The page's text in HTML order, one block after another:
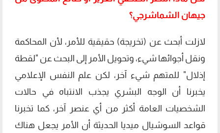
جيهان الشماشرجي؟
لازلت أبحث عن (تخريجة) حقيقية للأمر، لأن المحاكمة
ونقل أجوائها شيء، وتحويل الأمر إلى البحث عن "لقطة
إذلال" للمتهم شيء آخر، لكن علم النفس الإعلامي
يخبرنا أن الوجه البشري يجذب الانتباه في حالات
الشخصيات العامة أكثر من أي عنصر آخر، كما تخبرنا
قواعد السوشيال ميديا الحديثة أن الأمر يجعل هناك